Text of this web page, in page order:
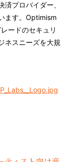
プロバイダー、
ます。Optimism
ードのセキュリ
ネスニーズを大規